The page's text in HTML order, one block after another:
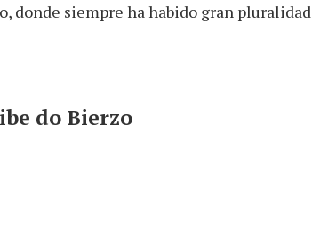
donde siempre ha habido gran pluralidad
do Bierzo